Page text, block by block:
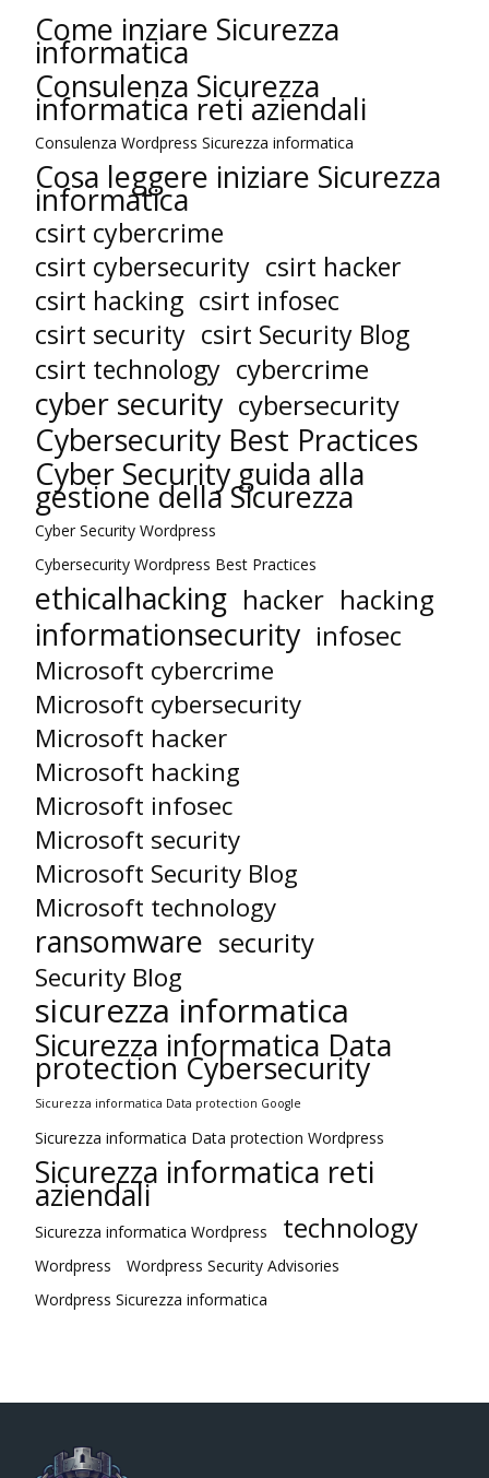
Come inziare Sicurezza
informatica
Consulenza Sicurezza
informatica reti aziendali
Consulenza Wordpress Sicurezza informatica
Cosa leggere iniziare Sicurezza
informatica
csirt cybercrime
csirt cybersecurity csirt hacker
csirt hacking csirt infosec
csirt security csirt Security Blog
csirt technology cybercrime
cyber security cybersecurity
Cybersecurity Best Practices
Cyber Security guida alla
gestione della Sicurezza
Cyber Security Wordpress
Cybersecurity Wordpress Best Practices
ethicalhacking hacker hacking
informationsecurity infosec
Microsoft cybercrime
Microsoft cybersecurity
Microsoft hacker
Microsoft hacking
Microsoft infosec
Microsoft security
Microsoft Security Blog
Microsoft technology
ransomware security
Security Blog
sicurezza informatica
Sicurezza informatica Data
protection Cybersecurity
Sicurezza informatica Data protection Google
Sicurezza informatica Data protection Wordpress
Sicurezza informatica reti
aziendali
Sicurezza informatica Wordpress technology
Wordpress
Wordpress Security Advisories
Wordpress Sicurezza informatica